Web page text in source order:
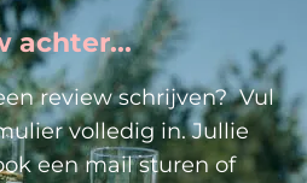
achter...
review schrijven? Vul
volledig in. Jullie
een mail sturen of